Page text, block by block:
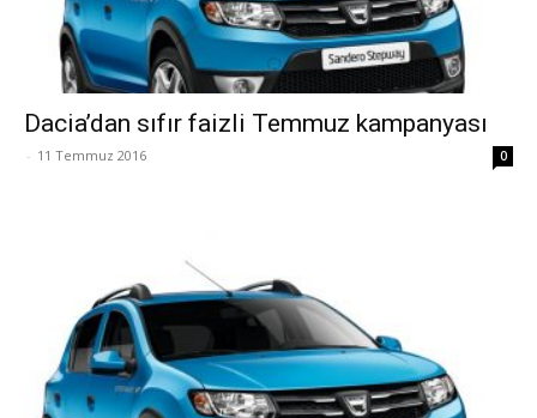
Dacia’dan sıfır faizli Temmuz kampanyası
- 11 Temmuz 2016 0